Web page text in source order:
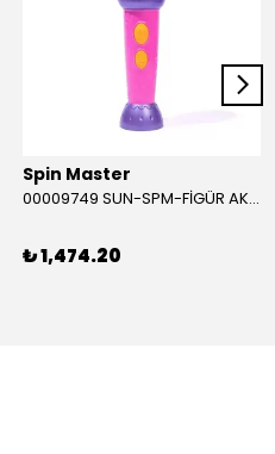
Spin Master
00009749 SUN-SPM-FİGÜR AKS. DORA MİKROFON YAĞMUR ORMANI RİTMİ (DORA) SESLİ
₺ 1,474.20